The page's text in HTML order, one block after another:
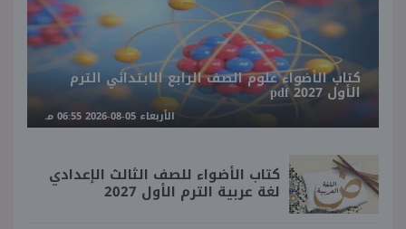
كتاب الأضواء علوم الصف الرابع الابتدائي الترم
الأول 2027 pdf
الأربعاء 05-08-2026 06:55 مـ
كتاب الأضواء للصف الثالث الإعدادي
لغة عربية الترم الأول 2027